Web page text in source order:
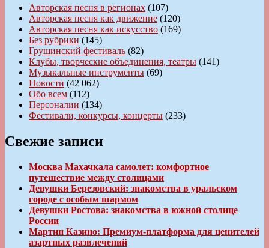
Авторская песня в регионах (107)
Авторская песня как движение (120)
Авторская песня как искусство (169)
Без рубрики (145)
Грушинский фестиваль (82)
Клубы, творческие объединения, театры (141)
Музыкальные инструменты (69)
Новости (42 062)
Обо всем (112)
Персоналии (134)
Фестивали, конкурсы, концерты (233)
Свежие записи
Москва Махачкала самолет: комфортное
путешествие между столицами
Девушки Березовский: знакомства в уральском
городе с особым шармом
Девушки Ростова: знакомства в южной столице
России
Мартин Казино: Премиум-платформа для ценителей
азартных развлечений